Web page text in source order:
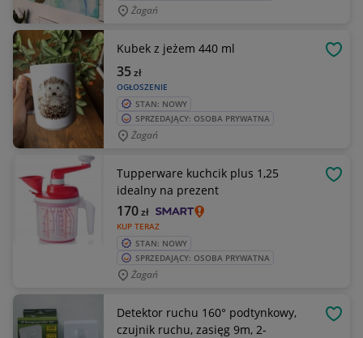
Żagań
Kubek z jeżem 440 ml
OGŁOSZENIE
35zł
STAN: NOWY
SPRZEDAJĄCY: OSOBA PRYWATNA
Żagań
Tupperware kuchcik plus 1,25
idealny na prezent
KUP TERAZ
170zł
STAN: NOWY
SPRZEDAJĄCY: OSOBA PRYWATNA
Żagań
Detektor ruchu 160° podtynkowy,
czujnik ruchu, zasięg 9m, 2-